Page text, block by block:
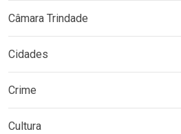
Câmara Trindade
Cidades
Crime
Cultura